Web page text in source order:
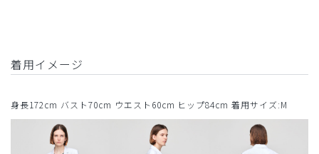
着用イメージ
身長172cm バスト70cm ウエスト60cm ヒップ84cm 着用サイズ:M